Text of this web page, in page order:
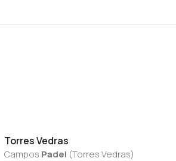
Torres Vedras
Campos Padel (Torres Vedras)